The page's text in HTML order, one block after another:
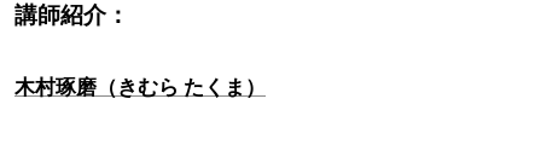
講師紹介：
木村琢磨（きむら たくま）